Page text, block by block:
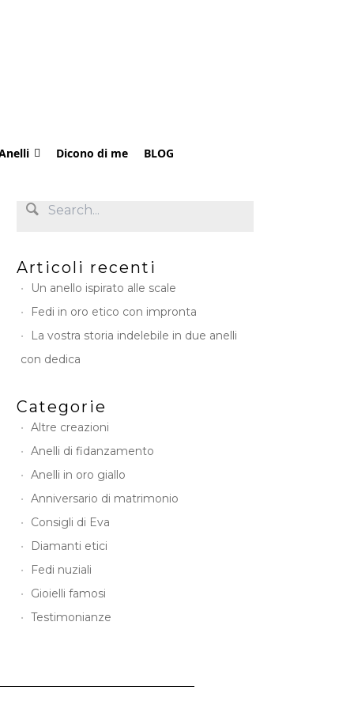
Dicono di me BLOG
Articoli recenti
Un anello ispirato alle scale
Fedi in oro etico con impronta
La vostra storia indelebile in due anelli
con dedica
Categorie
Altre creazioni
Anelli di fidanzamento
Anelli in oro giallo
Anniversario di matrimonio
Consigli di Eva
Diamanti etici
Fedi nuziali
Gioielli famosi
Testimonianze